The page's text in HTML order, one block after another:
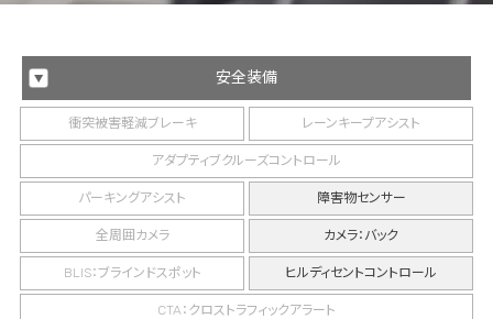
安全装備
衝突被害軽減ブレーキ
アダプティブクルーズコントロール
レーンキープアシスト
パーキングアシスト 障害物センサー
全周囲カメラ カメラ：バック
BLIS：ブラインドスポット
CTA：クロストラフィックアラート
ヒルディセントコントロール